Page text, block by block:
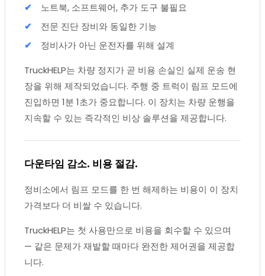
노트북, 소프트웨어, 추가 도구 불필요
전문 진단 장비와 동일한 기능
정비사가 아닌 운전자를 위해 설계
TruckHELP는 차량 정지가 곧 비용 손실인 실제 운송 현
장을 위해 제작되었습니다. 주행 중 트럭이 림프 모드에
진입하면 1분 1초가 중요합니다. 이 장치는 차량 운행을
지속할 수 있는 즉각적인 비상 솔루션을 제공합니다.
다운타임 감소. 비용 절감.
정비소에서 림프 모드를 한 번 해제하는 비용이 이 장치
가격보다 더 비쌀 수 있습니다.
TruckHELP는 첫 사용만으로 비용을 회수할 수 있으며
— 같은 문제가 재발할 때마다 완전한 제어권을 제공합
니다.